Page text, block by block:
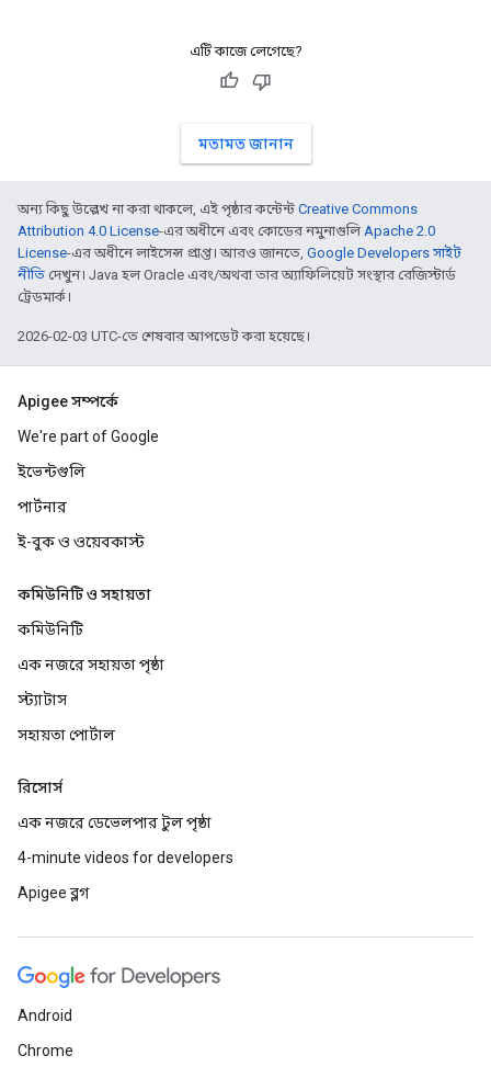
এটি কাজে লেগেছে?
মতামত জানান
অন্য কিছু উল্লেখ না করা থাকলে, এই পৃষ্ঠার কন্টেন্ট Creative Commons
Attribution 4.0 License-এর অধীনে এবং কোডের নমুনাগুলি Apache 2.0
License-এর অধীনে লাইসেন্স প্রাপ্ত। আরও জানতে, Google Developers সাইট
নীতি দেখুন। Java হল Oracle এবং/অথবা তার অ্যাফিলিয়েট সংস্থার রেজিস্টার্ড
ট্রেডমার্ক।
2026-02-03 UTC-তে শেষবার আপডেট করা হয়েছে।
Apigee সম্পর্কে
We're part of Google
ইভেন্টগুলি
পার্টনার
ই-বুক ও ওয়েবকাস্ট
কমিউনিটি ও সহায়তা
কমিউনিটি
এক নজরে সহায়তা পৃষ্ঠা
স্ট্যাটাস
সহায়তা পোর্টাল
রিসোর্স
এক নজরে ডেভেলপার টুল পৃষ্ঠা
4-minute videos for developers
Apigee ব্লগ
Android
Chrome